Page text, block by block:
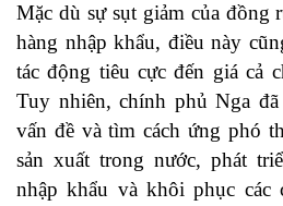
Mặc dù sự sụt giảm của đồng
hàng nhập khẩu, điều này
tác động tiêu cực đến giá cả
Tuy nhiên, chính phủ Nga
vấn đề và tìm cách ứng phó
sản xuất trong nước, phát
nhập khẩu và khôi phục các